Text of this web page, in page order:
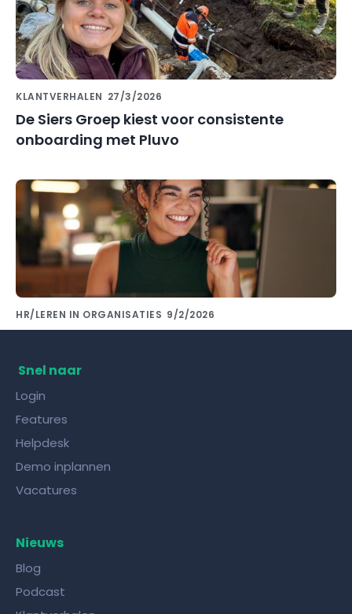
KLANTVERHALEN 27/3/2026
De Siers Groep kiest voor consistente
onboarding met Pluvo
HR/LEREN IN ORGANISATIES 9/2/2026
Snel naar
Login
Features
Helpdesk
Demo inplannen
Vacatures
Nieuws
Blog
Podcast